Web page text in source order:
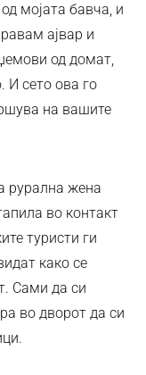
мојата бавча, и
ајвар и
од домат,
И сето ова го
на вашите
рурална жена
во контакт
туристи ги
како се
Сами да си
во дворот да си